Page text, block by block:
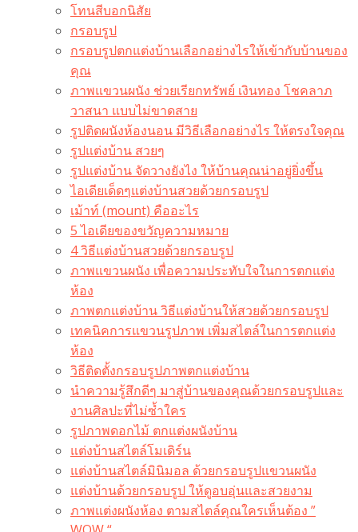
โทนสีบอกนิสัย
กรอบรูป
กรอบรูปตกแต่งบ้านเลือกอย่างไรให้เข้ากับบ้านของ
คุณ
ภาพแขวนผนัง ช่วยเรียกทรัพย์ เงินทอง โชคลาภ
วาสนา แบบไม่ขาดสาย
รูปติดผนังห้องนอน มีวิธีเลือกอย่างไร ให้ตรงใจคุณ
รูปแต่งบ้าน สวยๆ
รูปแต่งบ้าน จัดวางยังไง ให้บ้านคุณน่าอยู่ยิ่งขึ้น
ไอเดียเด็ดๆแต่งบ้านสวยด้วยกรอบรูป
เม้าท์ (mount) คืออะไร​
5 ไอเดียของขวัญความหมาย
4 วิธีแต่งบ้านสวยด้วยกรอบรูป
ภาพแขวนผนัง เพื่อความประทับใจในการตกแต่ง
ห้อง
ภาพตกแต่งบ้าน วิธีแต่งบ้านให้สวยด้วยกรอบรูป
เทคนิคการแขวนรูปภาพ เพิ่มสไตล์ในการตกแต่ง
ห้อง
วิธีติดตั้งกรอบรูปภาพตกแต่งบ้าน
นำความรู้สึกดีๆ มาสู่บ้านของคุณด้วยกรอบรูปและ
งานศิลปะที่ไม่ซ้ำใคร
รูปภาพดอกไม้ ตกแต่งผนังบ้าน
แต่งบ้านสไตล์โมเดิร์น
แต่งบ้านสไตล์มินิมอล ด้วยกรอบรูปแขวนผนัง
แต่งบ้านด้วยกรอบรูป ให้ดูอบอุ่นและสวยงาม
ภาพแต่งผนังห้อง ตามสไตล์คุณใครเห็นต้อง ”